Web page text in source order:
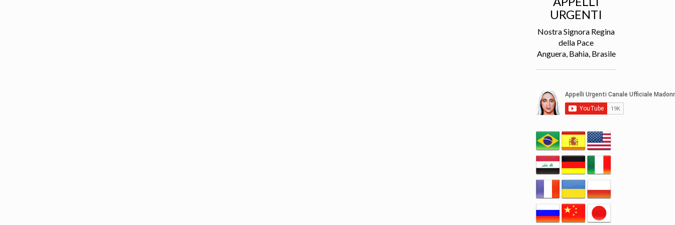
URGENTI
Nostra Signora Regina
della Pace
Anguera, Bahia, Brasile